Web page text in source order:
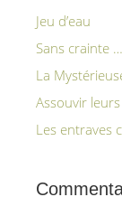
Jeu d’eau
Sans crainte
La
Assouvir
Les entraves